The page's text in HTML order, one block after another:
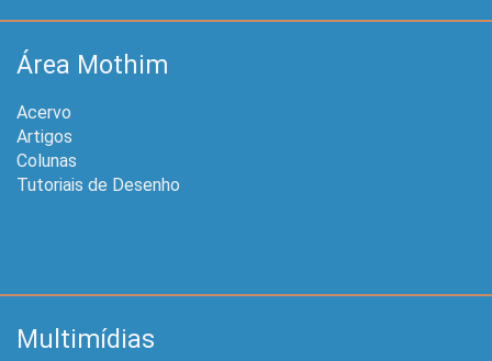
Área Mothim
Acervo
Artigos
Colunas
Tutoriais de Desenho
Multimídias